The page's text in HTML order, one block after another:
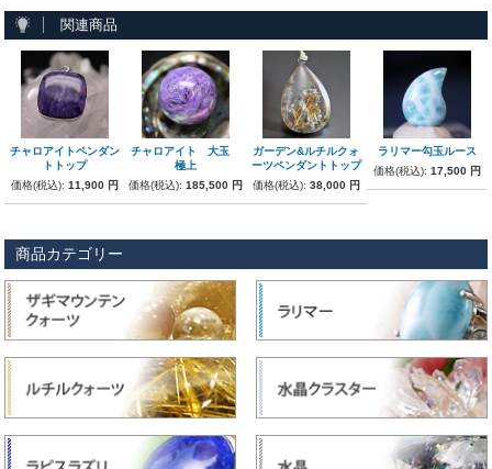
関連商品
チャロアイトペンダン
トトップ
価格(税込):11,900 円
チャロアイト 大玉
極上
価格(税込):185,500 円
ガーデン&ルチルクォ
ーツペンダントトップ
価格(税込): 38,000 円
ラリマー勾玉ルース
価格(税込): 17,500 円
商品カテゴリー